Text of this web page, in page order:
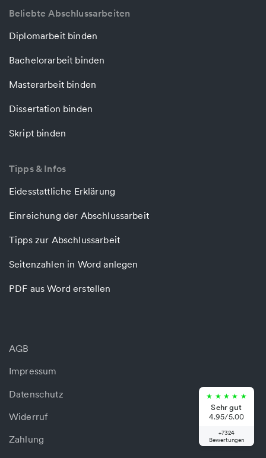
Beliebte Abschlussarbeiten
Diplomarbeit binden
Bachelorarbeit binden
Masterarbeit binden
Dissertation binden
Skript binden
Tipps & Infos
Eidesstattliche Erklärung
Einreichung der Abschlussarbeit
Tipps zur Abschlussarbeit
Seitenzahlen in Word anlegen
PDF aus Word erstellen
AGB
Impressum
Datenschutz
Widerruf
Zahlung
★
★
★
★
★
Sehr gut
4.95/5.00
+7324
Bewertungen